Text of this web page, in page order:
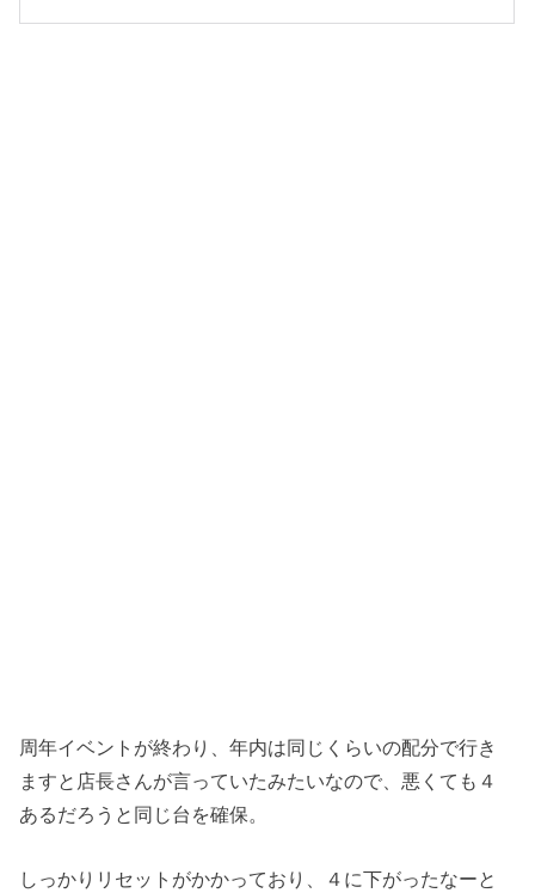
周年イベントが終わり、年内は同じくらいの配分で行き
ますと店長さんが言っていたみたいなので、悪くても４
あるだろうと同じ台を確保。
しっかりリセットがかかっており、４に下がったなーと